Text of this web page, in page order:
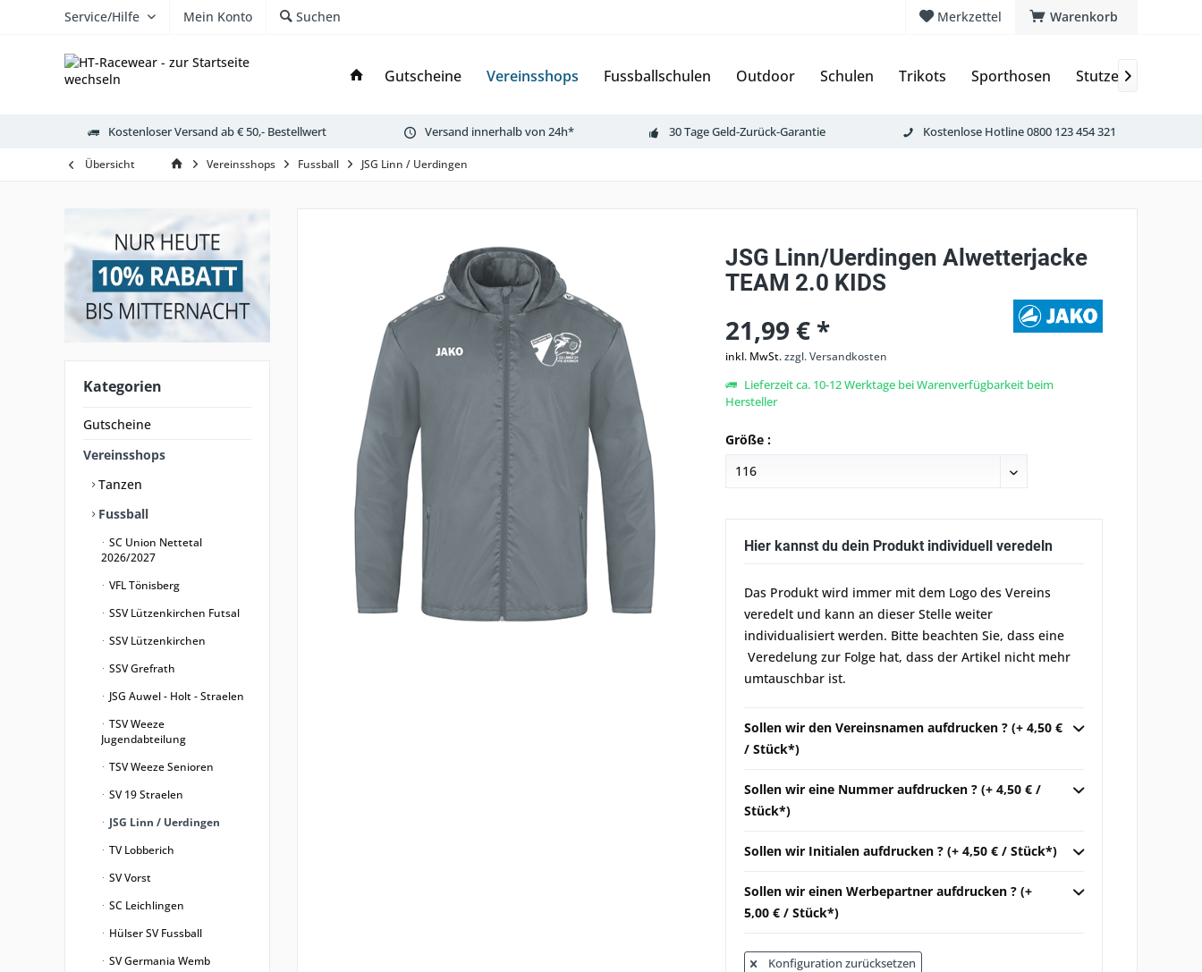
Warenkorb
Merkzettel
Service/Hilfe Mein Konto Suchen
Gutscheine Vereinsshops Fussballschulen Outdoor Schulen Trikots Sporthosen Stutzen & Schoner

Kostenloser Versand ab € 50,- Bestellwert Versand innerhalb von 24h* 30 Tage Geld-Zurück-Garantie Kostenlose Hotline 0800 123 454 321
Übersicht Vereinsshops Fussball JSG Linn / Uerdingen
Kategorien
Gutscheine
Vereinsshops
Tanzen
Fussball
SC Union Nettetal
2026/2027
VFL Tönisberg
SSV Lützenkirchen Futsal
SSV Lützenkirchen
SSV Grefrath
JSG Auwel - Holt - Straelen
TSV Weeze
Jugendabteilung
TSV Weeze Senioren
SV 19 Straelen
JSG Linn / Uerdingen
TV Lobberich
SV Vorst
SC Leichlingen
Hülser SV Fussball
SV Germania Wemb
JSG Linn/Uerdingen Alwetterjacke
TEAM 2.0 KIDS
21,99 € *
inkl. MwSt.zzgl. Versandkosten
Lieferzeit ca. 10-12 Werktage bei Warenverfügbarkeit beim
Hersteller
Größe :
Hier kannst du dein Produkt individuell veredeln
Das Produkt wird immer mit dem Logo des Vereins
veredelt und kann an dieser Stelle weiter
individualisiert werden. Bitte beachten Sie, dass eine
Veredelung zur Folge hat, dass der Artikel nicht mehr
umtauschbar ist.
Sollen wir den Vereinsnamen aufdrucken ? (+ 4,50 €
/ Stück*)
Sollen wir eine Nummer aufdrucken ? (+ 4,50 € /
Stück*)
Sollen wir Initialen aufdrucken ? (+ 4,50 € / Stück*)
Sollen wir einen Werbepartner aufdrucken ? (+
5,00 € / Stück*)
Konfiguration zurücksetzen